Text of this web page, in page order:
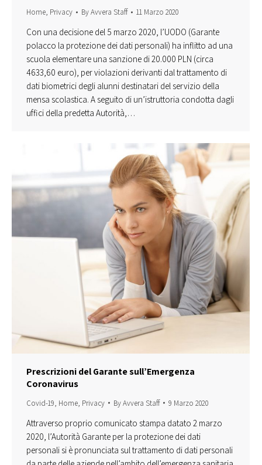
Home, Privacy ByAvvera Staff 11 Marzo 2020
Con una decisione del 5 marzo 2020, l’UODO (Garante
polacco la protezione dei dati personali) ha inflitto ad una
scuola elementare una sanzione di 20.000 PLN (circa
4633,60 euro), per violazioni derivanti dal trattamento di
dati biometrici degli alunni destinatari del servizio della
mensa scolastica. A seguito di un’istruttoria condotta dagli
uffici della predetta Autorità,…
Prescrizioni del Garante sull’Emergenza
Coronavirus
Covid-19, Home, Privacy ByAvvera Staff 9 Marzo 2020
Attraverso proprio comunicato stampa datato 2 marzo
2020, l’Autorità Garante per la protezione dei dati
personali si è pronunciata sul trattamento di dati personali